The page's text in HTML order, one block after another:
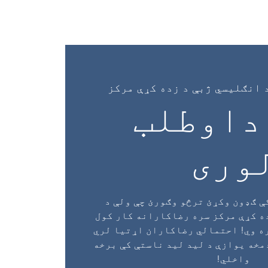
د انګلیسي ژبې د زده کړې مرکز
داوطلب
ګډون وکړئ ترڅو وګورئ چې ولې د
کړې مرکز سره رضاکارانه کار کول
وي! احتمالي رضاکاران اړتیا لري
یوازې د لید لید ناستې کې برخه
واخلي!